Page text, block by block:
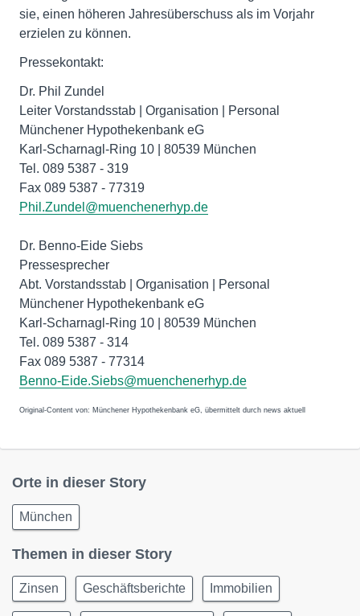
sie, einen höheren Jahresüberschuss als im Vorjahr
erzielen zu können.
Pressekontakt:
Dr. Phil Zundel
Leiter Vorstandsstab | Organisation | Personal
Münchener Hypothekenbank eG
Karl-Scharnagl-Ring 10 | 80539 München
Tel. 089 5387 - 319
Fax 089 5387 - 77319
Phil.Zundel@muenchenerhyp.de
Dr. Benno-Eide Siebs
Pressesprecher
Abt. Vorstandsstab | Organisation | Personal
Münchener Hypothekenbank eG
Karl-Scharnagl-Ring 10 | 80539 München
Tel. 089 5387 - 314
Fax 089 5387 - 77314
Benno-Eide.Siebs@muenchenerhyp.de
Original-Content von: Münchener Hypothekenbank eG, übermittelt durch news aktuell
Orte in dieser Story
München
Themen in dieser Story
Zinsen Geschäftsberichte Immobilien